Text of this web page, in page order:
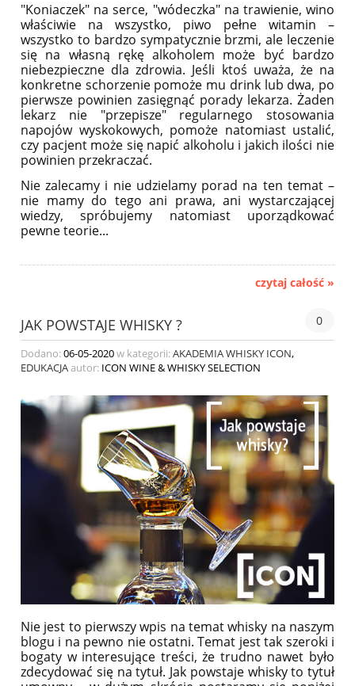
"Koniaczek" na serce, "wódeczka" na trawienie, wino
właściwie na wszystko, piwo pełne witamin –
wszystko to bardzo sympatycznie brzmi, ale leczenie
się na własną rękę alkoholem może być bardzo
niebezpieczne dla zdrowia. Jeśli ktoś uważa, że na
konkretne schorzenie pomoże mu drink lub dwa, po
pierwsze powinien zasięgnąć porady lekarza. Żaden
lekarz nie "przepisze" regularnego stosowania
napojów wyskokowych, pomoże natomiast ustalić,
czy pacjent może się napić alkoholu i jakich ilości nie
powinien przekraczać.
Nie zalecamy i nie udzielamy porad na ten temat –
nie mamy do tego ani prawa, ani wystarczającej
wiedzy, spróbujemy natomiast uporządkować
pewne teorie...
czytaj całość »
JAK POWSTAJE WHISKY ? 0
Dodano:06-05-2020w kategorii:AKADEMIA WHISKY ICON,
EDUKACJAautor: ICON WINE & WHISKY SELECTION
Nie jest to pierwszy wpis na temat whisky na naszym
blogu i na pewno nie ostatni. Temat jest tak szeroki i
bogaty w interesujące treści, że trudno nawet było
zdecydować się na tytuł. Jak powstaje whisky to tytuł